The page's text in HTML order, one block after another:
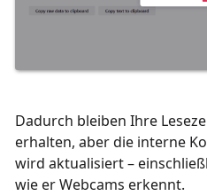
Dadurch bleiben Ihre
erhalten, aber die interne
wird aktualisiert –
wie er Webcams erkennt.